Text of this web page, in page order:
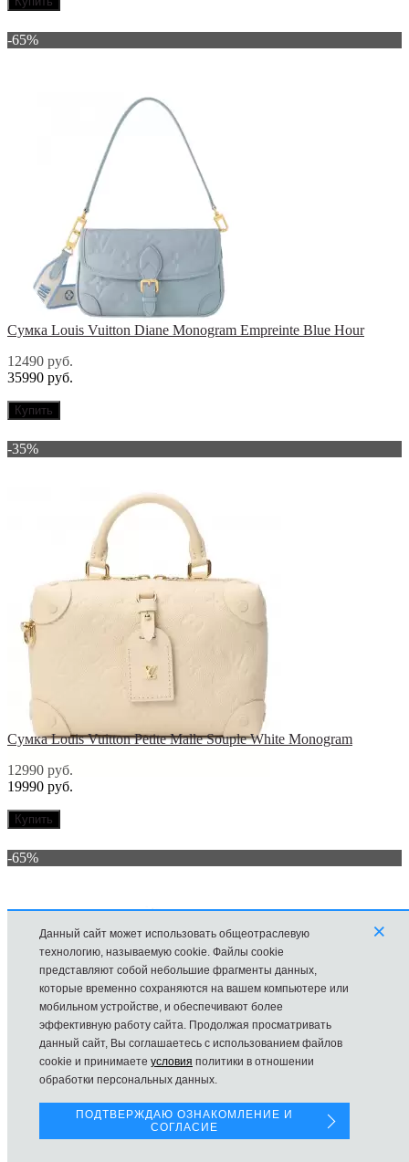
-65%
Сумка Louis Vuitton Diane Monogram Empreinte Blue Hour
12490 руб.
35990 руб.
Купить
-35%
Сумка Louis Vuitton Petite Malle Souple White Monogram
12990 руб.
19990 руб.
Купить
-65%
Данный сайт может использовать общеотраслевую
технологию, называемую cookie. Файлы cookie
представляют собой небольшие фрагменты данных,
которые временно сохраняются на вашем компьютере или
мобильном устройстве, и обеспечивают более
эффективную работу сайта. Продолжая просматривать
данный сайт, Вы соглашаетесь с использованием файлов
cookie и принимаете условия политики в отношении
обработки персональных данных.
×
ПОДТВЕРЖДАЮ ОЗНАКОМЛЕНИЕ И
СОГЛАСИЕ